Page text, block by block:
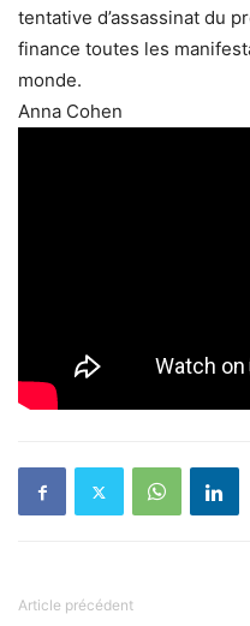
tentative d’assassinat du
finance toutes les
monde.
Anna Cohen
Article précédent